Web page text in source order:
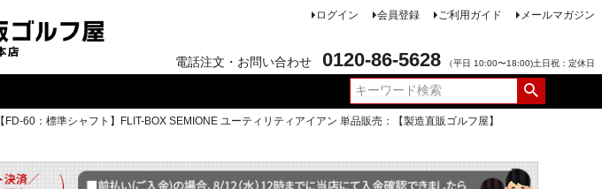
ログイン 会員登録 ご利用ガイド メールマガジン
電話注文・お問い合わせ 0120-86-5628 （平日 10:00〜18:00)土日祝：定休日
【FD-60：標準シャフト】FLIT-BOX SEMIONE ユーティリティアイアン 単品販売：【製造直販ゴルフ屋】